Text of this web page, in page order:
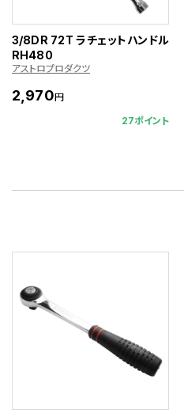
3/8DR 72T ラチェットハンドル
RH480
アストロプロダクツ
2,970円
27ポイント